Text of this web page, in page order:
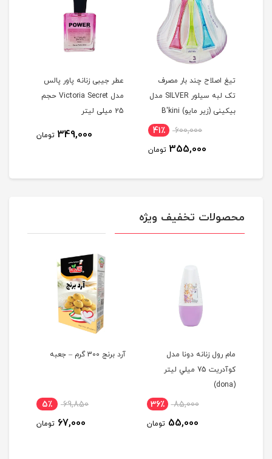
تیغ اصلاح چند بار مصرف
تک لبه سیلور SILVER مدل
بيکينی (زیر مایو) B'kini
600,000 41٪
355,000 تومان
عطر جیبی زنانه پاور پالس
مدل Victoria Secret حجم
25 میلی لیتر
349,000 تومان
محصولات تخفیف ویژه
مام رول زنانه دونا مدل
كوآدريت 75 ميلي ليتر
(dona)
85,000 36٪
55,000 تومان
آرد برنج 300 گرم – جعبه
69,850 5٪
67,000 تومان